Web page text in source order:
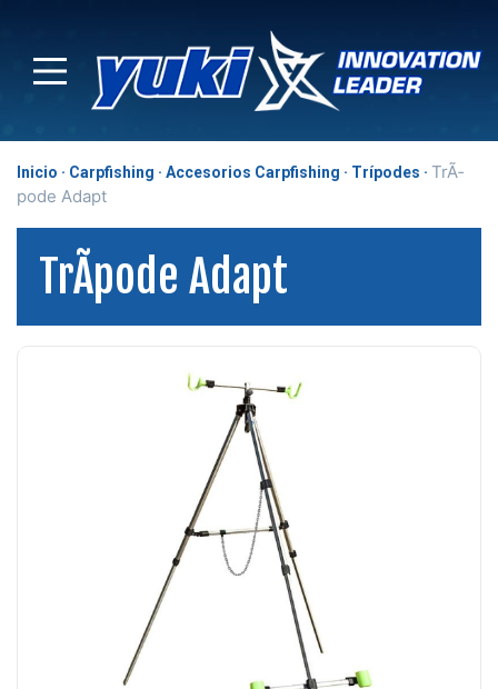
Inicio Carpfishing Accesorios Carpfishing Trípodes
TrÃ­
pode Adapt
TrÃ­pode Adapt